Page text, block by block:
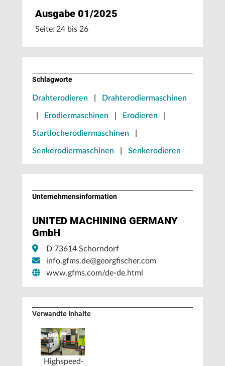
Ausgabe 01/2025
Seite: 24 bis 26
Schlagworte
Drahterodieren Drahterodiermaschinen
Erodiermaschinen Erodieren
Startlocherodiermaschinen
Senkerodiermaschinen Senkerodieren
Unternehmens­information
UNITED MACHINING GERMANY
GmbH
D 73614 Schorndorf
info.gfms.de@georgfischer.com
www.gfms.com/de-de.html
Verwandte Inhalte
Highspeed-